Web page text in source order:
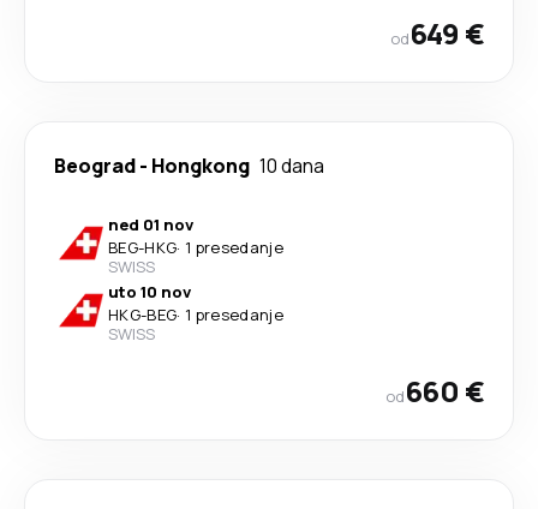
od649 €
Beograd- Hongkong 10 dana
ned 01 nov
BEG-HKG· 1 presedanje
SWISS
uto 10 nov
HKG-BEG· 1 presedanje
SWISS
od660 €